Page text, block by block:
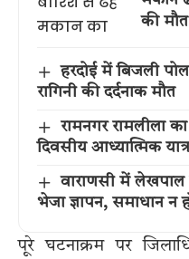
की मौत
हरदोई में बिजली
रागिनी की दर्दनाक मौत
रामनगर रामलीला
दिवसीय आध्यात्मिक
वाराणसी में
भेजा ज्ञापन, समाधान न
पूरे घटनाक्रम पर